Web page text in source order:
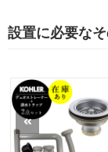
設置に必要な